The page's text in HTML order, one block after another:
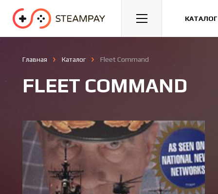
Спорт Гонки Казуальные
Главная Каталог Fleet Command
FLEET COMMAND